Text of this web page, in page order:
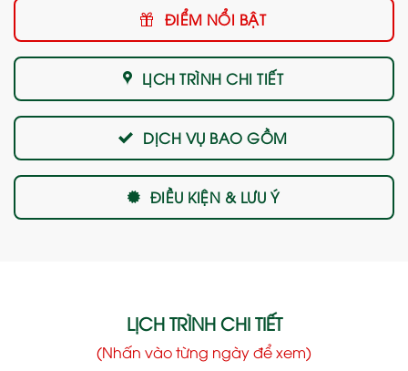
LỊCH TRÌNH CHI TIẾT
(Nhấn vào từng ngày để xem)
ĐIỂM NỔI BẬT
LỊCH TRÌNH CHI TIẾT
DỊCH VỤ BAO GỒM
ĐIỀU KIỆN & LƯU Ý